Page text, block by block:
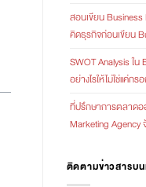
สอนเขียน
คิดธุรกิจก่อนเขียน
SWOT Analysis ใน
อย่างไรให้ไม่ใช่แค่กร
ที่ปรึกษาการตลาดอ
Marketing Agency
ติดตามข่าวสารบ